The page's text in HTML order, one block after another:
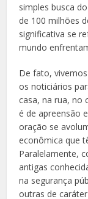
simples busca
de 100 milhões
significativa se
mundo
De fato,
os noticiários
casa, na rua, no
é de apreensão
oração se
econômica que
Paralelamente,
antigas
na segurança
outras de